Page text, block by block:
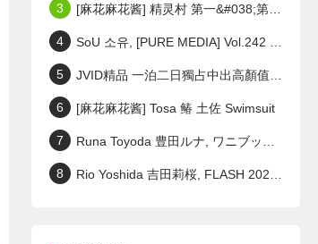
3 [麻花麻花酱] 精灵村 第一&#038;第三村人 Elf Village
4 SoU 소유, [PURE MEDIA] Vol.242 누드 디지털화보 Set.01
5 JVID精品 一泊二日獨占中出高顏值美女偷情之旅 激戰泡溫泉SEX啪啪啪! Set.02
6 [麻花麻花酱] Tosa 䲠 土佐 Swimsuit
7 Runa Toyoda 豊田ルナ, ワニブックス デジタル写真集 『 君の笑顔が好きなんだ 』 Set.01
8 Rio Yoshida 吉田莉桜, FLASH 2023.06.27 (フラッシュ 2023年6月27日号)